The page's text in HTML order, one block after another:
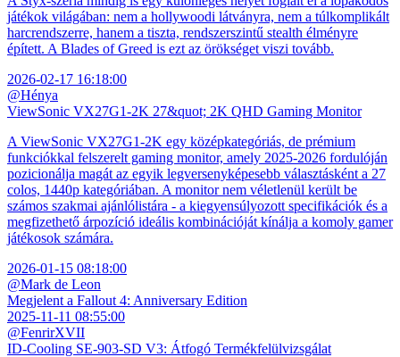
játékok világában: nem a hollywoodi látványra, nem a túlkomplikált
harcrendszerre, hanem a tiszta, rendszerszintű stealth élményre
épített. A Blades of Greed is ezt az örökséget viszi tovább.
2026-02-17 16:18:00
@Hénya
ViewSonic VX27G1-2K 27&quot; 2K QHD Gaming Monitor
A ViewSonic VX27G1-2K egy középkategóriás, de prémium
funkciókkal felszerelt gaming monitor, amely 2025-2026 fordulóján
pozicionálja magát az egyik legversenyképesebb választásként a 27
colos, 1440p kategóriában. A monitor nem véletlenül került be
számos szakmai ajánlólistára - a kiegyensúlyozott specifikációk és a
megfizethető árpozíció ideális kombinációját kínálja a komoly gamer
játékosok számára.
2026-01-15 08:18:00
@Mark de Leon
Megjelent a Fallout 4: Anniversary Edition
2025-11-11 08:55:00
@FenrirXVII
ID-Cooling SE-903-SD V3: Átfogó Termékfelülvizsgálat